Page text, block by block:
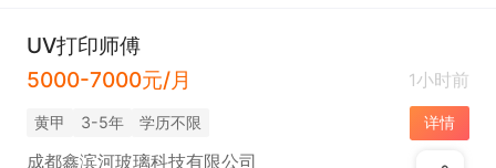
UV打印师傅
5000-7000元/月
1小时前
黄甲 3-5年 学历不限 详情
成都鑫滨河玻璃科技有限公司